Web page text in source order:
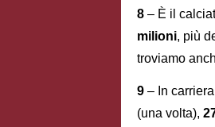
8 – È il
milioni, più
troviamo
9 – In
(una volta),